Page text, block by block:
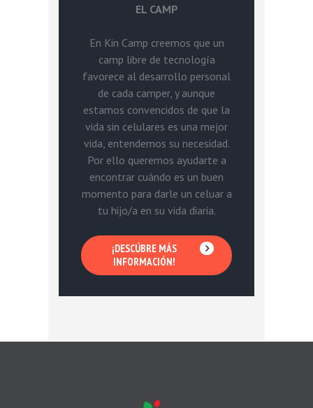
EL CAMP
En Kin Camp creemos que un
camp libre de tecnología
favorece al desarrollo personal
de cada camper, y aunque
estamos convencidos de que la
vida sin celulares es una mejor
vida, entendemos su necesidad.
Por ello queremos ayudarte a
encontrar cuándo es un buen
momento para darle un celuar a
tu hijo/a en su vida diaria.
¡DESCÚBRE MÁS
INFORMACIÓN!